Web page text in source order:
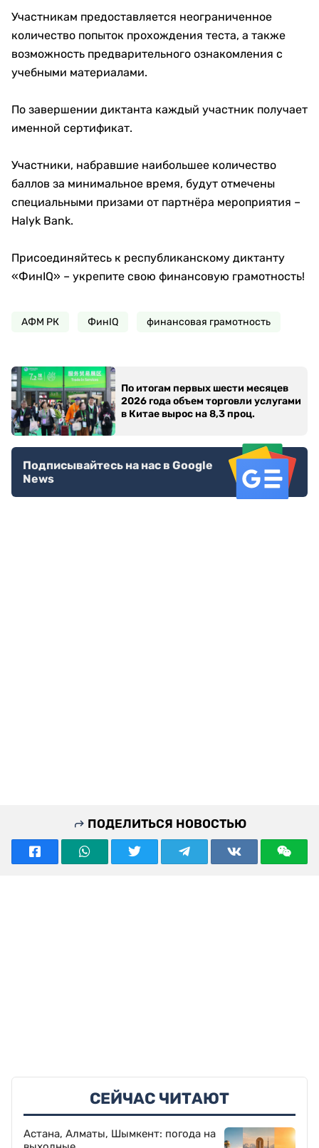
Участникам предоставляется неограниченное
количество попыток прохождения теста, а также
возможность предварительного ознакомления с
учебными материалами.
По завершении диктанта каждый участник получает
именной сертификат.
Участники, набравшие наибольшее количество
баллов за минимальное время, будут отмечены
специальными призами от партнёра мероприятия –
Нalyk Bank.
Присоединяйтесь к республиканскому диктанту
«ФинIQ» – укрепите свою финансовую грамотность!
АФМ РК ФинIQ финансовая грамотность
По итогам первых шести месяцев
2026 года объем торговли услугами
в Китае вырос на 8,3 проц.
Подписывайтесь на нас в Google
News
ПОДЕЛИТЬСЯ НОВОСТЬЮ
СЕЙЧАС ЧИТАЮТ
Астана, Алматы, Шымкент: погода на